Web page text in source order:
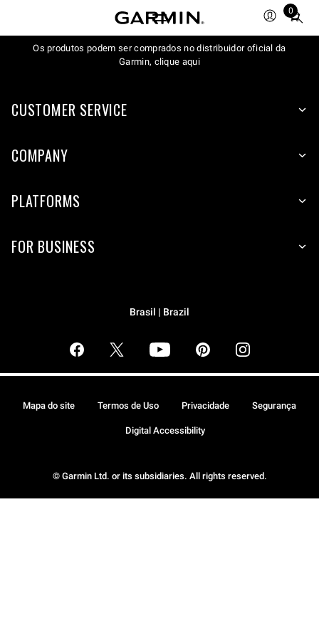
0
Total
items
in
Os produtos podem ser comprados no distribuidor oficial da
Garmin, clique aqui
CUSTOMER SERVICE
COMPANY
PLATFORMS
FOR BUSINESS
Brasil | Brazil
© Garmin Ltd. or its subsidiaries. All rights reserved.
Mapa do site Termos de Uso Privacidade Segurança
Digital Accessibility